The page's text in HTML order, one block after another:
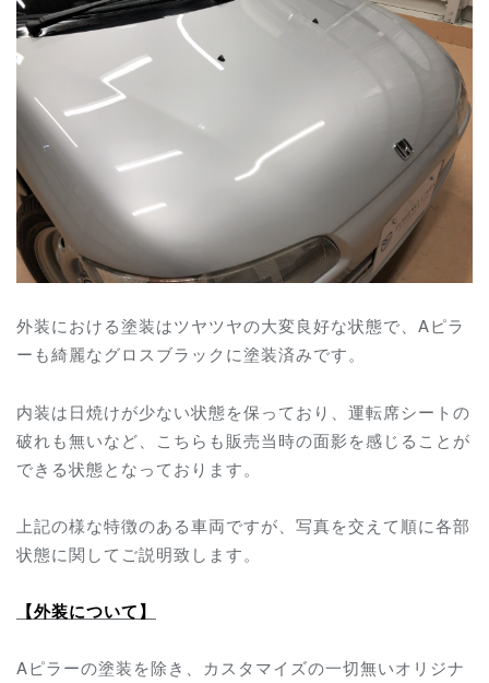
外装における塗装はツヤツヤの大変良好な状態で、Aピラ
ーも綺麗なグロスブラックに塗装済みです。
内装は日焼けが少ない状態を保っており、運転席シートの
破れも無いなど、こちらも販売当時の面影を感じることが
できる状態となっております。
上記の様な特徴のある車両ですが、写真を交えて順に各部
状態に関してご説明致します。
【外装について】
Aピラーの塗装を除き、カスタマイズの一切無いオリジナ